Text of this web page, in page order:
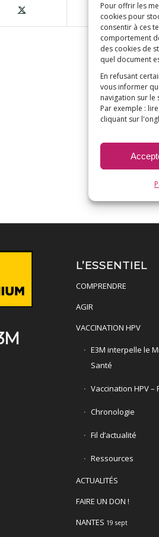
Pour offrir les
cookies pour
consentir à ces
comportement
des cookies de
quel document
En refusant
vous informer
navigation sur le
Par exemple :
cliquant sur
L’ESSENTIEL
COMPRENDRE
AGIR
VACCINATION HPV
E3M interpelle le
Santé
Vaccination HPV –
Chronologie
Fil d’actualité
Ressources
ACTUALITÉS
FAIRE UN DON !
NANTES 19 sept